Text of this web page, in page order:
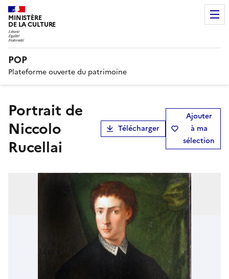
MINISTÈRE
DE LA CULTURE
POP
Plateforme ouverte du patrimoine
Portrait de
Niccolo
Rucellai
Télécharger
Ajouter
à ma
sélection